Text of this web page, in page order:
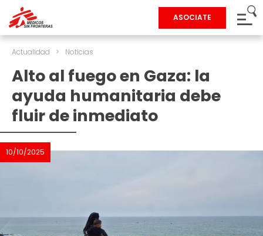
ASOCIATE
Actualidad > Noticias
Alto al fuego en Gaza: la
ayuda humanitaria debe
fluir de inmediato
10/10/2025